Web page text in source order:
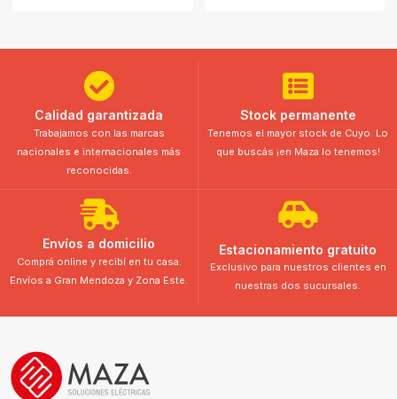
Calidad garantizada
Trabajamos con las marcas
nacionales e internacionales más
reconocidas.
Stock permanente
Tenemos el mayor stock de Cuyo. Lo
que buscás ¡en Maza lo tenemos!
Envíos a domicilio
Comprá online y recibí en tu casa.
Envíos a Gran Mendoza y Zona Este.
Estacionamiento gratuito
Exclusivo para nuestros clientes en
nuestras dos sucursales.